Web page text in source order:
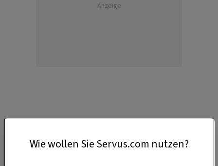
Anzeige
1. Steirische Schwammerlsuppe
Das Praktische an derSteirischen
Wie wollen Sie Servus.com nutzen?